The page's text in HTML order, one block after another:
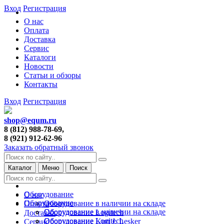
О нас
Оплата
Доставка
Сервис
Каталоги
Новости
Статьи и обзоры
Контакты
Вход Регистрация
Вход Регистрация
shop@equm.ru
8 (812) 988-78-69,
8 (921) 912-62-96
Заказать обратный звонок
Каталог Меню Поиск
О нас
Оплата
Доставка
Сервис
Оборудование
Оборудование в наличии на складе
Оборудование Logitech
Оборудование Kurt J. Lesker
Оборудование
Оборудование в наличии на складе
Оборудование Logitech